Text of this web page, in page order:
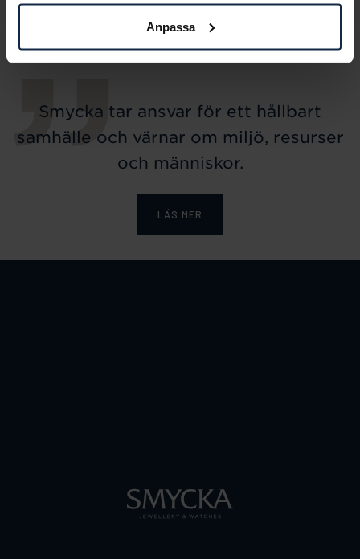
Anpassa
Pris:570 kr
570 kr
Pris:649 kr
649 kr
Smycka tar ansvar för ett hållbart
samhälle och värnar om miljö, resurser
och människor.
LÄS MER